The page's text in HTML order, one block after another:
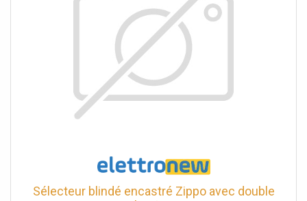
Sélecteur blindé encastré Zippo avec double